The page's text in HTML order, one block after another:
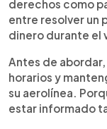
derechos como
entre resolver un
dinero durante el
Antes de
horarios y
su aerolínea.
estar informado